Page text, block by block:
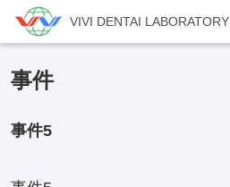
VIVI DENTAI LABORATORY
事件
事件5